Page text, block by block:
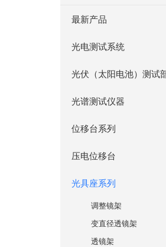
最新产品
光电测试系统
光伏（太阳电池）测试
光谱测试仪器
位移台系列
压电位移台
光具座系列
调整镜架
变直径透镜架
透镜架